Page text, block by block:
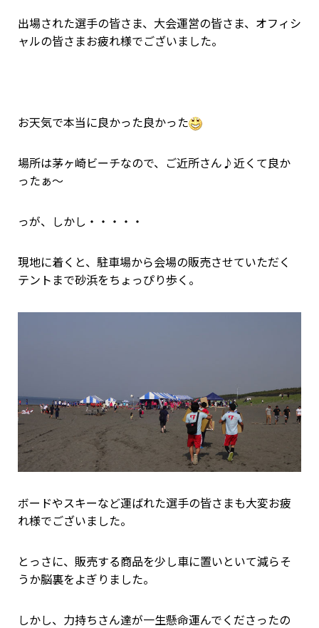
出場された選手の皆さま、大会運営の皆さま、オフィシ
ャルの皆さまお疲れ様でございました。
お天気で本当に良かった良かった
場所は茅ヶ崎ビーチなので、ご近所さん♪近くて良か
ったぁ～
っが、しかし・・・・・
現地に着くと、駐車場から会場の販売させていただく
テントまで砂浜をちょっぴり歩く。
ボードやスキーなど運ばれた選手の皆さまも大変お疲
れ様でございました。
とっさに、販売する商品を少し車に置いといて減らそ
うか脳裏をよぎりました。
しかし、力持ちさん達が一生懸命運んでくださったの